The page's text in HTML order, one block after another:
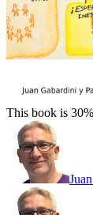
This book is